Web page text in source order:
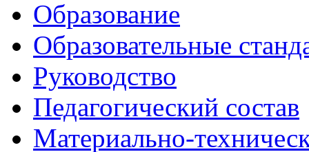
Образование
Образовательные
Руководство
Педагогический состав
Материально-